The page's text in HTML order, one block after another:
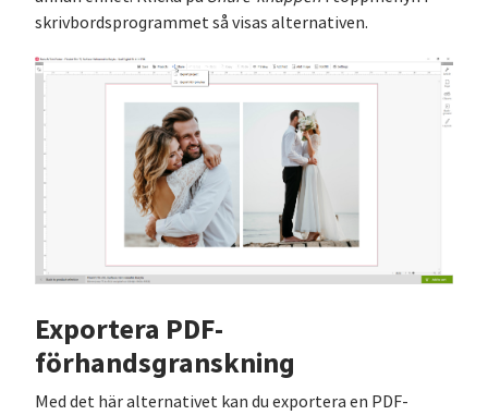
skrivbordsprogrammet så visas alternativen.
Exportera PDF-
förhandsgranskning
Med det här alternativet kan du exportera en PDF-